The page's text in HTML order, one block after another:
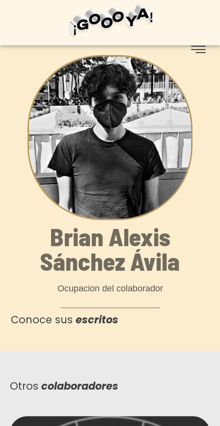
Brian Alexis
Sánchez Ávila
Ocupacion del colaborador
Conoce susescritos
Otros colaboradores